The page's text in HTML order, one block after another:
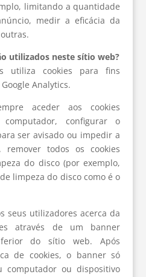
limitando a quantidade
medir a eficácia da
utilizados neste sítio web?
utiliza cookies para fins
Analytics.
aceder aos cookies
configurar o
ser avisado ou impedir a
remover todos os cookies
do disco (por exemplo,
limpeza do disco como é o
seus utilizadores acerca da
através de um banner
do sítio web. Após
de cookies, o banner só
ou dispositivo